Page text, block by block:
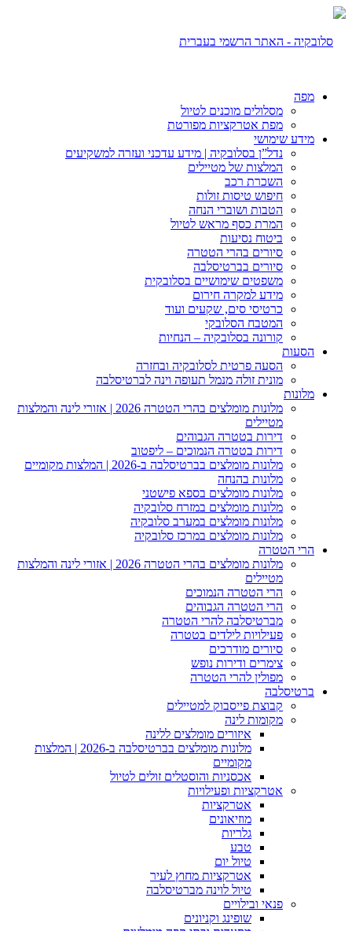
מפה
מסלולים מוכנים לטיול
מפת אטרקציות מפורטת
מידע שימושי
נדל”ן בסלובקיה | מידע עדכני ועזרה למשקיעים
המלצות של מטיילים
השכרת רכב
חיפוש טיסות זולות
הטבות ושוברי הנחה
המרת כסף מראש לטיול
ביטוח נסיעות
סיורים בהרי הטטרה
סיורים בברטיסלבה
משפטים שימושיים בסלובקית
מידע למקרה חירום
כרטיסי סים, שקעים ועוד
המטבח הסלובקי
קורונה בסלובקיה – הנחיות
הסעות
הסעה פרטית לסלובקיה ובחזרה
מונית זולה מנמל תעופה וינה לברטיסלבה
מלונות
מלונות מומלצים בהרי הטטרה 2026 | אזורי לינה והמלצות
מטיילים
דירות בטטרה הגבוהים
דירות בטטרה הנמוכים – ליפטוב
מלונות מומלצים בברטיסלבה ב-2026 | המלצות מקומיים
מלונות בהנחה
מלונות מומלצים בספא פישטני
מלונות מומלצים במזרח סלובקיה
מלונות מומלצים במערב סלובקיה
מלונות מומלצים במרכז סלובקיה
הרי הטטרה
מלונות מומלצים בהרי הטטרה 2026 | אזורי לינה והמלצות
מטיילים
הרי הטטרה הנמוכים
הרי הטטרה הגבוהים
מברטיסלבה להרי הטטרה
פעילויות לילדים בטטרה
סיורים מודרכים
צימרים ודירות נופש
מפולין להרי הטטרה
ברטיסלבה
קבוצת פייסבוק למטיילים
מקומות לינה
איזורים מומלצים ללינה
מלונות מומלצים בברטיסלבה ב-2026 | המלצות
מקומיים
אכסניות והוסטלים זולים לטיול
אטרקציות ופעילויות
אטרקציות
מוזיאונים
גלריות
טבע
טיול יום
אטרקציות מחוץ לעיר
טיול לוינה מברטיסלבה
פנאי ובילויים
שופינג וקניונים